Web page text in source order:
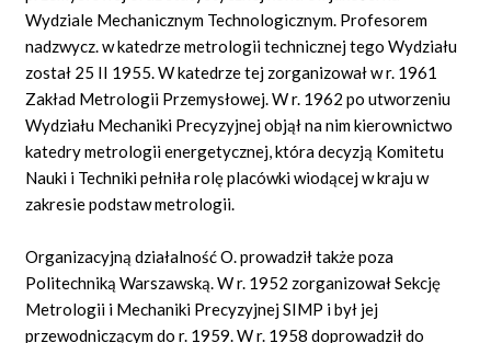
Wydziale Mechanicznym Technologicznym. Profesorem
nadzwycz. w katedrze metrologii technicznej tego Wydziału
został 25 II 1955. W katedrze tej zorganizował w r. 1961
Zakład Metrologii Przemysłowej. W r. 1962 po utworzeniu
Wydziału Mechaniki Precyzyjnej objął na nim kierownictwo
katedry metrologii energetycznej, która decyzją Komitetu
Nauki i Techniki pełniła rolę placówki wiodącej w kraju w
zakresie podstaw metrologii.
Organizacyjną działalność O. prowadził także poza
Politechniką Warszawską. W r. 1952 zorganizował Sekcję
Metrologii i Mechaniki Precyzyjnej SIMP i był jej
przewodniczącym do r. 1959. W r. 1958 doprowadził do